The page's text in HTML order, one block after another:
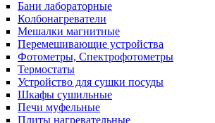
Бани лабораторные
Колбонагреватели
Мешалки магнитные
Перемешивающие устройства
Фотометры, Спектрофотометры
Термостаты
Устройство для сушки посуды
Шкафы сушильные
Печи муфельные
Плиты нагревательные